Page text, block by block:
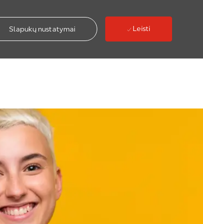
Slapukų nustatymai Leisti